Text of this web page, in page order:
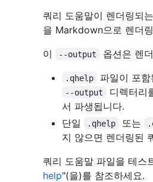
쿼리 도움말이 렌더링되
을 Markdown으로 렌더
이
--output 옵션은 렌
.qhelp 파일이 포
--output 디렉터리
서 파생됩니다.
단일
.qhelp 또는
지 않으면 렌더링된
쿼리 도움말 파일을 테스
help"(을)를 참조하세요.